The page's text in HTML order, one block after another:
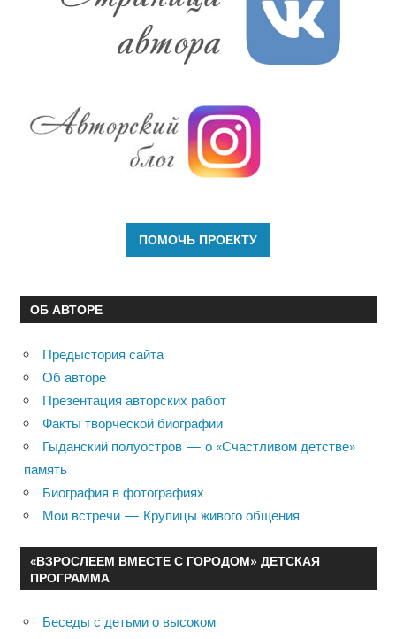
ОБ АВТОРЕ
Предыстория сайта
Об авторе
Презентация авторских работ
Факты творческой биографии
Гыданский полуостров — о «Счастливом детстве»
память
Биография в фотографиях
Мои встречи — Крупицы живого общения…
«ВЗРОСЛЕЕМ ВМЕСТЕ С ГОРОДОМ» ДЕТСКАЯ
ПРОГРАММА
Беседы с детьми о высоком